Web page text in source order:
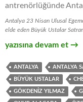
Antalya 23 Nisan Ulusal
elde eden Büyük Ustalar
Antalya 23 Nisan
yazısına devam et →
ANTALYA ANTALYA
BÜYÜK USTALAR
GÖKDENIZ YILMAZ